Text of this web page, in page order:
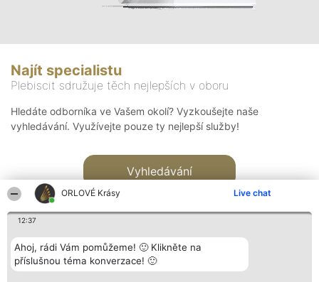
ORLOVÉ Krásy Live chat
12:37
Ahoj, rádi Vám pomůžeme! 🙂 Klikněte na
příslušnou téma konverzace! 🙂
Najít specialistu
Plebiscit sdružuje těch nejlepších v oboru
Hledáte odborníka ve Vašem okolí? Vyzkoušejte naše
vyhledávání. Využívejte pouze ty nejlepší služby!
Vyhledávání